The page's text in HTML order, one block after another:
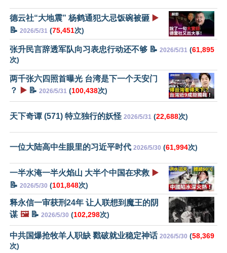
德云社“大地震” 杨鹤通犯大忌饭碗被砸 ▶️
📝 2026/5/31 (75,451次)
张升民言辞透军队向习表忠行动还不够 📝 2026/5/31 (61,895
次)
两千张六四照首曝光 台湾是下一个天安门
？
▶️ 📝 2026/5/31 (100,438次)
天下奇谭 (571) 特立独行的妖怪 2026/5/31 (22,688次)
一位大陆高中生眼里的习近平时代 2026/5/30 (61,994次)
一半水淹一半火焰山 大半个中国在求救 ▶️
📝 2026/5/30 (101,848次)
释永信一审获刑24年 让人联想到魔王的阴
谋 🖼️📝 2026/5/30 (102,298次)
中共国爆抢牧羊人职缺 戳破就业稳定神话 2026/5/30 (58,369
次)